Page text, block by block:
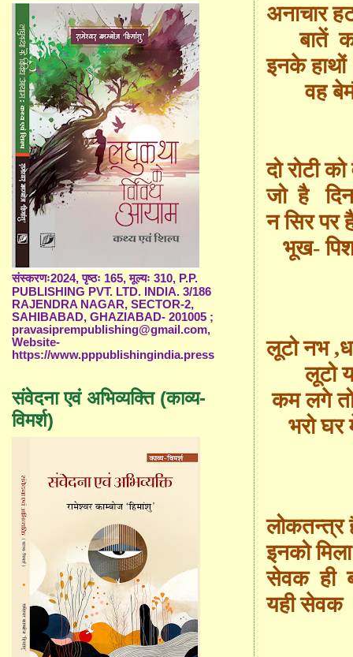
अनाचार
बातें
इनके
वह
दो रोटी
जो है
न सिर पर
भूख-
लूटो नभ,
लूटो
कम लगे
भरो
लोकतन्त्र
इनको
सेवक ही
यही सेवक
संस्करणः2024, पृष्ठः 165, मूल्यः 310, P.P.
PUBLISHING PVT. LTD. INDIA. 3/186
RAJENDRA NAGAR, SECTOR-2,
SAHIBABAD, GHAZIABAD- 201005 ;
pravasiprempublishing@gmail.com,
Website-
https://www.pppublishingindia.press
संवेदना एवं अभिव्यक्ति (काव्य-
विमर्श)